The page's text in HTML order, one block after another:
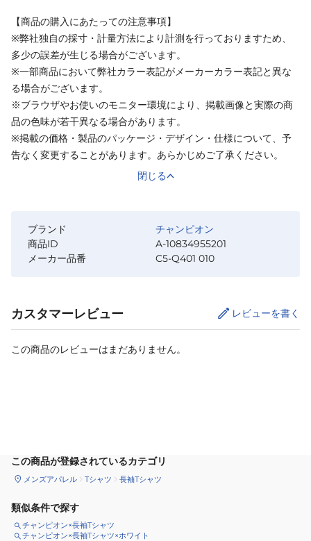
【商品の購入にあたっての注意事項】
※弊社独自の採寸・計量方法により計測を行っておりますため、
多少の誤差が生じる場合がございます。
※一部商品において弊社カラー表記がメーカーカラー表記と異な
る場合がございます。
※ブラウザやお使いのモニター環境により、掲載画像と実際の商
品の色味が若干異なる場合があります。
※掲載の価格・製品のパッケージ・デザイン・仕様について、予
告なく変更することがあります。あらかじめご了承ください。
閉じる
ブランド
チャンピオン
商品ID
A-10834955201
メーカー品番
C5-Q401 010
カスタマーレビュー レビューを書く
この商品のレビューはまだありません。
この商品が登録されているカテゴリ
メンズアパレル Tシャツ 長袖Tシャツ
類似条件で探す
チャンピオン×長袖Tシャツ
チャンピオン×長袖Tシャツ×ホワイト